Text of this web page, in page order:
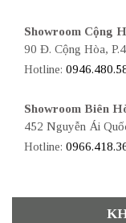
Showroom Cộng
90 Đ. Cộng Hòa,
Hotline:
Showroom Biên
452 Nguyễn Ái
Hotline: